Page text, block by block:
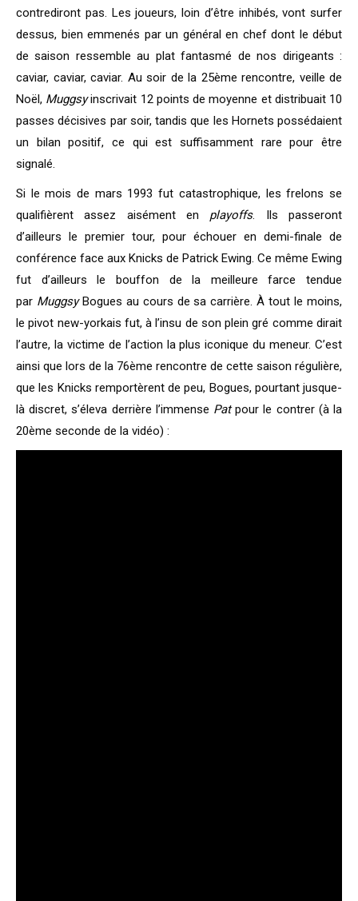
contrediront pas. Les joueurs, loin d’être inhibés, vont surfer
dessus, bien emmenés par un général en chef dont le début
de saison ressemble au plat fantasmé de nos dirigeants :
caviar, caviar, caviar. Au soir de la 25ème rencontre, veille de
Noël, Muggsyinscrivait 12 points de moyenne et distribuait 10
passes décisives par soir, tandis que les Hornets possédaient
un bilan positif, ce qui est suffisamment rare pour être
signalé.
Si le mois de mars 1993 fut catastrophique, les frelons se
qualifièrent assez aisément en playoffs. Ils passeront
d’ailleurs le premier tour, pour échouer en demi-finale de
conférence face aux Knicks de Patrick Ewing. Ce même Ewing
fut d’ailleurs le bouffon de la meilleure farce tendue
par Muggsy Bogues au cours de sa carrière. À tout le moins,
le pivot new-yorkais fut, à l’insu de son plein gré comme dirait
l’autre, la victime de l’action la plus iconique du meneur. C’est
ainsi que lors de la 76ème rencontre de cette saison régulière,
que les Knicks remportèrent de peu, Bogues, pourtant jusque-
là discret, s’éleva derrière l’immense Patpour le contrer (à la
20ème seconde de la vidéo) :